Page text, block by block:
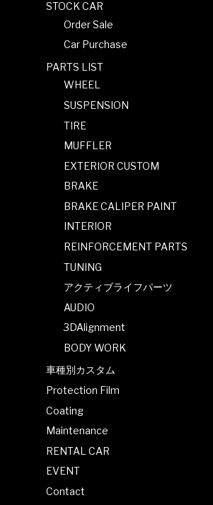
STOCK CAR
Order Sale
Car Purchase
PARTS LIST
WHEEL
SUSPENSION
TIRE
MUFFLER
EXTERIOR CUSTOM
BRAKE
BRAKE CALIPER PAINT
INTERIOR
REINFORCEMENT PARTS
TUNING
アクティブライフパーツ
AUDIO
3DAlignment
BODY WORK
車種別カスタム
Protection Film
Coating
Maintenance
RENTAL CAR
EVENT
Contact